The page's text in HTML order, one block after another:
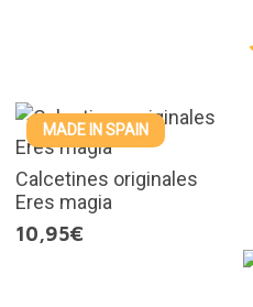
MADE IN SPAIN
Calcetines originales
Eres magia
10,95€